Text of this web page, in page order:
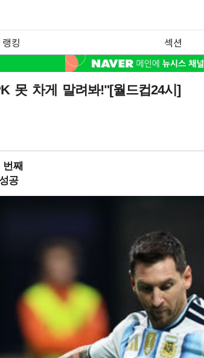
랭킹 섹션
못 차게 말려봐!"[월드컵24시]
째
공